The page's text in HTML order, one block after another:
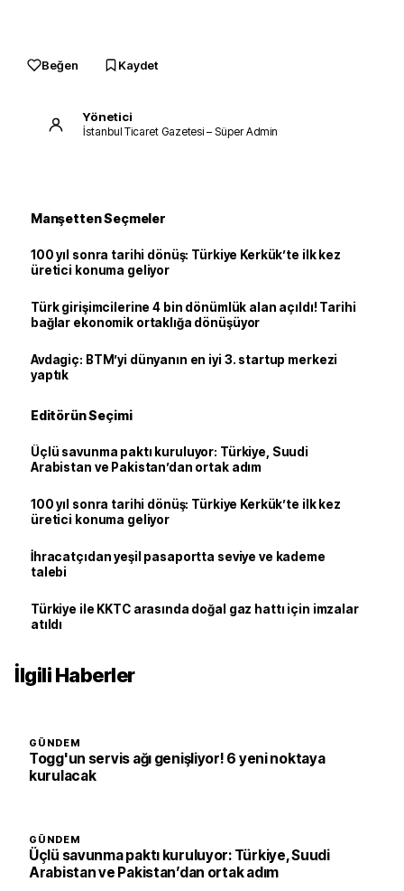
Beğen Kaydet
Yönetici
İstanbul Ticaret Gazetesi – Süper Admin
Manşetten Seçmeler
100 yıl sonra tarihi dönüş: Türkiye Kerkük’te ilk kez
üretici konuma geliyor
Türk girişimcilerine 4 bin dönümlük alan açıldı! Tarihi
bağlar ekonomik ortaklığa dönüşüyor
Avdagiç: BTM’yi dünyanın en iyi 3. startup merkezi
yaptık
Editörün Seçimi
Üçlü savunma paktı kuruluyor: Türkiye, Suudi
Arabistan ve Pakistan’dan ortak adım
100 yıl sonra tarihi dönüş: Türkiye Kerkük’te ilk kez
üretici konuma geliyor
İhracatçıdan yeşil pasaportta seviye ve kademe
talebi
Türkiye ile KKTC arasında doğal gaz hattı için imzalar
atıldı
İlgili Haberler
GÜNDEM
Togg'un servis ağı genişliyor! 6 yeni noktaya
kurulacak
GÜNDEM
Üçlü savunma paktı kuruluyor: Türkiye, Suudi
Arabistan ve Pakistan’dan ortak adım